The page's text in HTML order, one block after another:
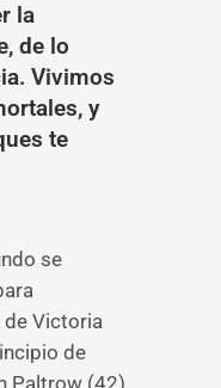
la
de lo
Vivimos
y
te
se
Victoria
de
Paltrow (42)